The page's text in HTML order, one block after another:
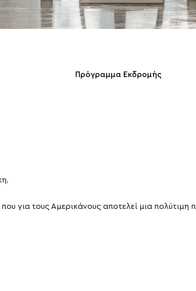
Πρόγραμμα Εκδρομής
για τους Αμερικάνους αποτελεί μια πολύτιμη